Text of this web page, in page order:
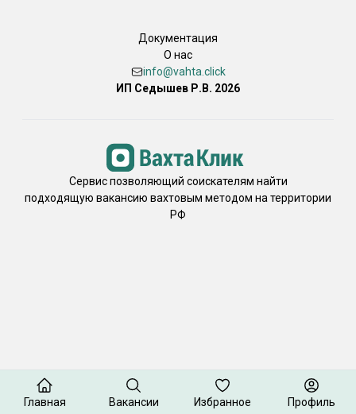
Документация
О нас
info@vahta.click
ИП Седышев Р.В. 2026
Сервис позволяющий соискателям найти
подходящую вакансию вахтовым методом на территории
РФ
Главная Вакансии Избранное Профиль